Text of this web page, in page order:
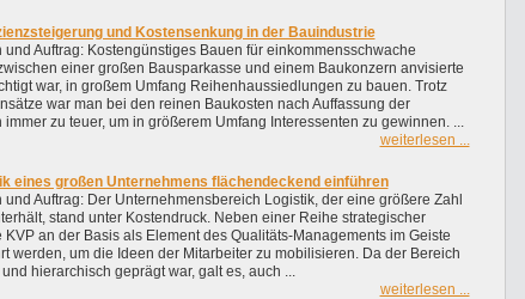
und Kostensenkung in der Bauindustrie
Auftrag: Kostengünstiges Bauen für einkommensschwache
einer großen Bausparkasse und einem Baukonzern anvisierte
war, in großem Umfang Reihenhaussiedlungen zu bauen. Trotz
war man bei den reinen Baukosten nach Auffassung der
zu teuer, um in größerem Umfang Interessenten zu gewinnen. ...
weiterlesen ...
eines großen Unternehmens flächendeckend einführen
Auftrag: Der Unternehmensbereich Logistik, der eine größere Zahl
stand unter Kostendruck. Neben einer Reihe strategischer
KVP an der Basis als Element des Qualitäts-Managements im Geiste
werden, um die Ideen der Mitarbeiter zu mobilisieren. Da der Bereich
hierarchisch geprägt war, galt es, auch ...
weiterlesen ...